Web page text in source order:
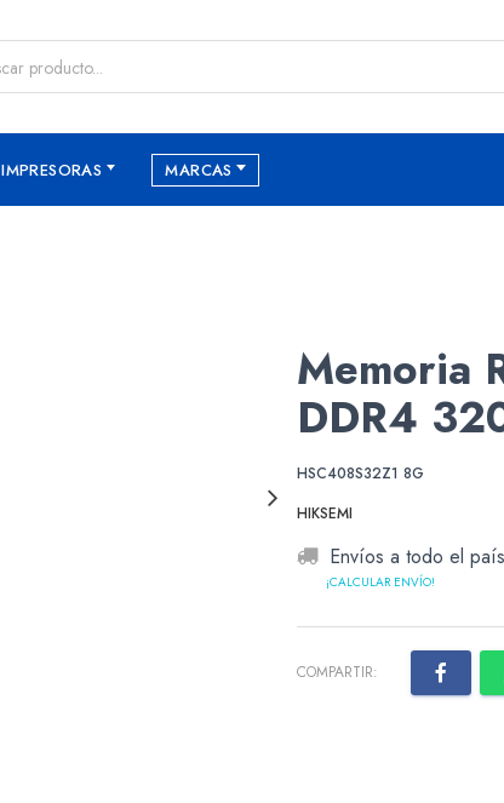
IMPRESORAS MARCAS
Memoria
DDR4
HSC408S32Z1 8G
HIKSEMI
Envíos a todo el país
¡CALCULAR ENVÍO!
COMPARTIR: